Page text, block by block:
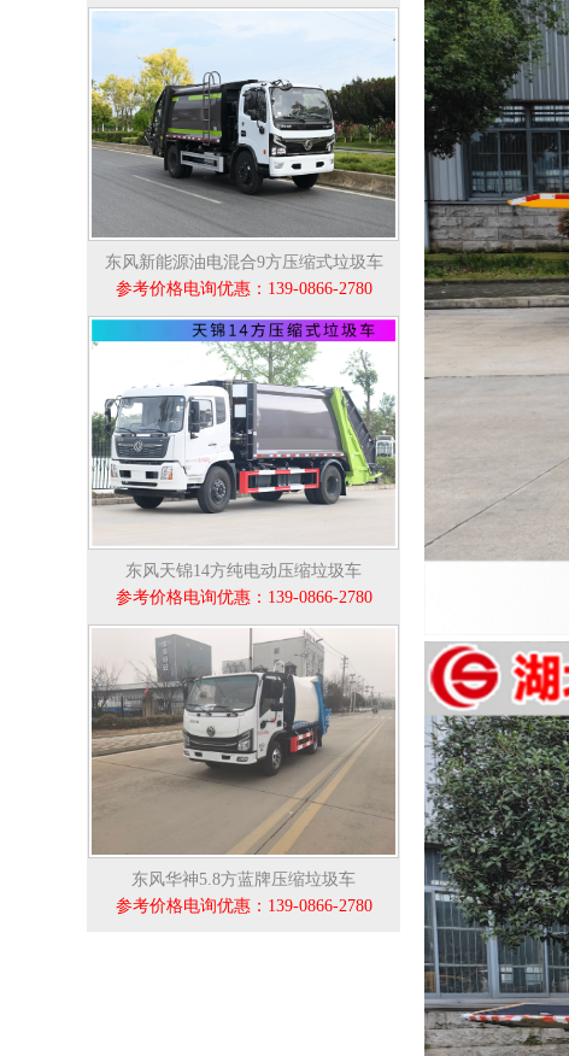
东风新能源油电混合9方压缩式垃圾车
参考价格电询优惠：139-0866-2780
东风天锦14方纯电动压缩垃圾车
参考价格电询优惠：139-0866-2780
东风华神5.8方蓝牌压缩垃圾车
参考价格电询优惠：139-0866-2780